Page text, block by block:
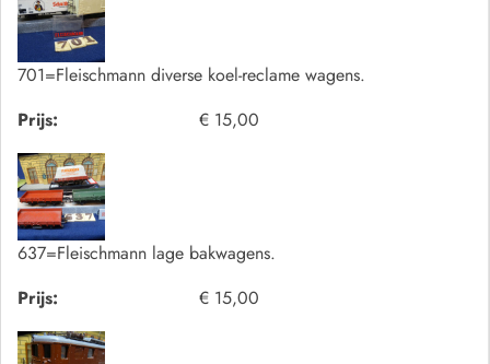
701=Fleischmann diverse koel-reclame wagens.
Prijs:
€ 15,00
637=Fleischmann lage bakwagens.
Prijs:
€ 15,00